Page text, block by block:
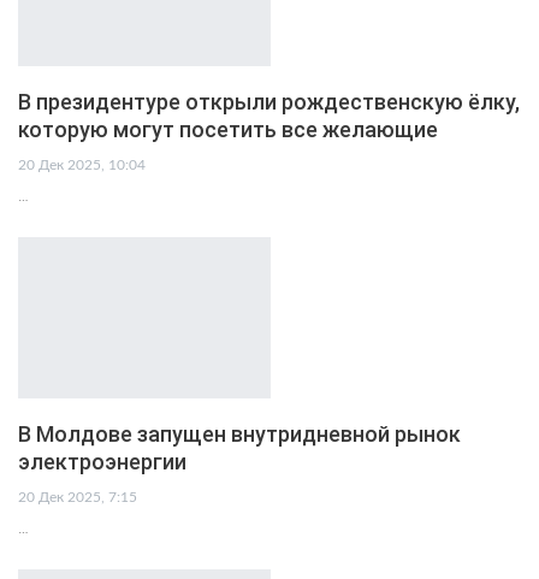
В президентуре открыли рождественскую ёлку,
которую могут посетить все желающие
20 Дек 2025, 10:04
…
В Молдове запущен внутридневной рынок
электроэнергии
20 Дек 2025, 7:15
…